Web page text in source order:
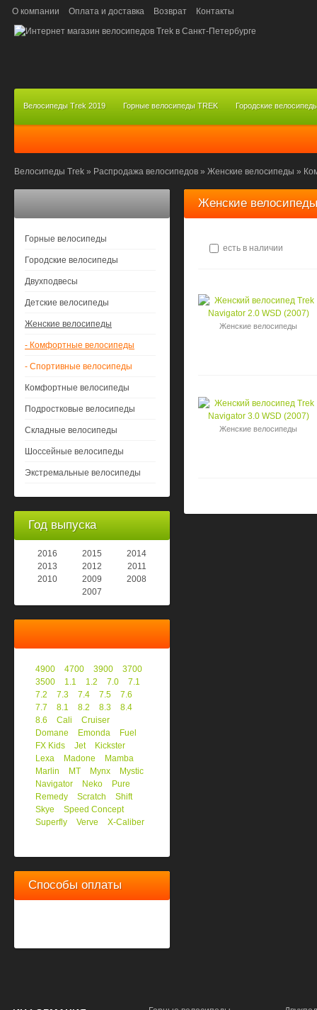
О компании Оплата и доставка Возврат Контакты
Велосипеды Trek 2019 Горные велосипеды TREK Городские
Велосипеды Trek » Распродажа велосипедов » Женские велосипеды »
Горные велосипеды
Городские велосипеды
Двухподвесы
Детские велосипеды
Женские велосипеды
- Комфортные велосипеды
- Спортивные велосипеды
Комфортные велосипеды
Подростковые велосипеды
Складные велосипеды
Шоссейные велосипеды
Экстремальные велосипеды
Год выпуска
2016 2015
2014
2013
2012
2011
2010
2009
2008
2007
4900 4700 3900
3700
3500
1.1 1.2 7.0
7.1
7.2
7.3 7.4 7.5
7.6
7.7
8.1 8.2 8.3
8.4
8.6
Cali
Cruiser
Domane
Emonda
Fuel
FX Kids
Jet
Kickster
Lexa
Madone
Mamba
Marlin
MT Mynx
Mystic
Navigator
Neko
Pure
Remedy
Scratch
Shift
Skye
Speed Concept
Superfly
Verve X-Caliber
Способы оплаты
Женские
есть в наличии
Женские велосипеды
Женские велосипеды